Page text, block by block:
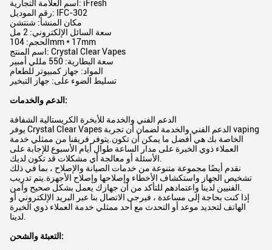
اسم العلامة التجارية: iFresh
رقم الموديل: IFC-302
مكان المنشأ: شنتشن
سعة السائل الإلكتروني: 2 مل
الحجم: 104mm * 17mm
اسم المنتج: Crystal Clear Vapes
سعة البطارية: 550 مللي أمبير
المواد: جهاز كمبيوتر للطعام
تسليط الضوء على: جهاز التبخير
الدعم والخدمات:
الدعم الفني والخدمة للأبخرة الكريستالية الشفافة
يوفر Crystal Clear Vapes الدعم الفني والخدمة لضمان أن تجربة vaping
الخاصة بك هي أفضل ما يمكن أن تكون.يتوفر فريقنا من ممثلي خدمة
العملاء ذوي الخبرة على مدار الساعة طوال أيام الأسبوع للإجابة على
الأسئلة أو معالجة أي مشكلات قد تكون لديك.
نقدم أيضًا مجموعة متنوعة من خدمات الصيانة والإصلاح ، بما في ذلك
تشخيص الجهاز واستكشاف الأخطاء وإصلاحها وإصلاح الأجهزة.يتم تدريب
الفنيين لدينا واعتمادهم للتأكد من أن جهازك يعمل بشكل صحيح وآمن.
إذا كنت بحاجة إلى مساعدة ، فيرجى الاتصال بنا عبر البريد الإلكتروني أو
الهاتف لتحديد موعد أو التحدث مع أحد ممثلي خدمة العملاء ذوي الخبرة
لدينا.
التعبئة والشحن: